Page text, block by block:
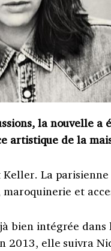
la nouvelle a
artistique de la
La parisienne
et
bien intégrée
2013, elle suivra